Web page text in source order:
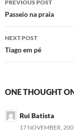
navigation
PREVIOUS POST
Passeio na praia
NEXT POST
Tiago em pé
ONE THOUGHT
Rui Batista
17 NOVEMBER,